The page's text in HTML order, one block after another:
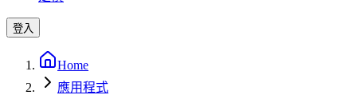
登入
Home
應用程式